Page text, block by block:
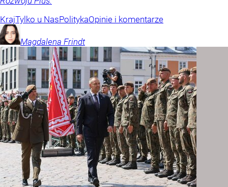
KrajTylko u NasPolitykaOpinie i komentarze
Magdalena Frindt